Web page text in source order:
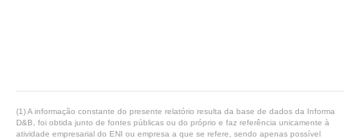
(1) A informação constante do presente relatório resulta da base de dados da Informa
D&B, foi obtida junto de fontes públicas ou do próprio e faz referência unicamente à
atividade empresarial do ENI ou empresa a que se refere, sendo apenas possível